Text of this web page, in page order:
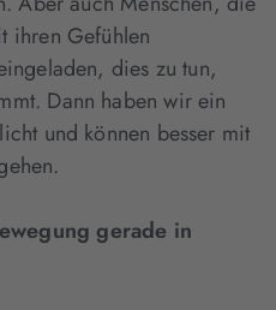
ihren Gefühlen
dies zu tun,
Dann haben wir ein
und können besser mit
gerade in